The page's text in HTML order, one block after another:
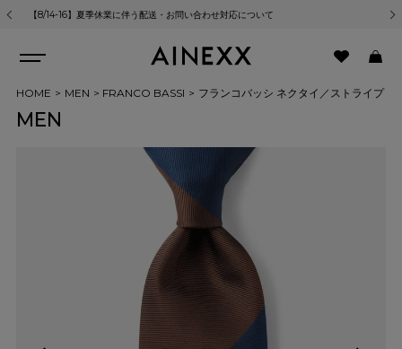
【8/14-16】夏季休業に伴う配送・お問い合わせ対応について 熊
HOME MEN FRANCO BASSI フランコバッシ ネクタイ／ストライプ
MEN